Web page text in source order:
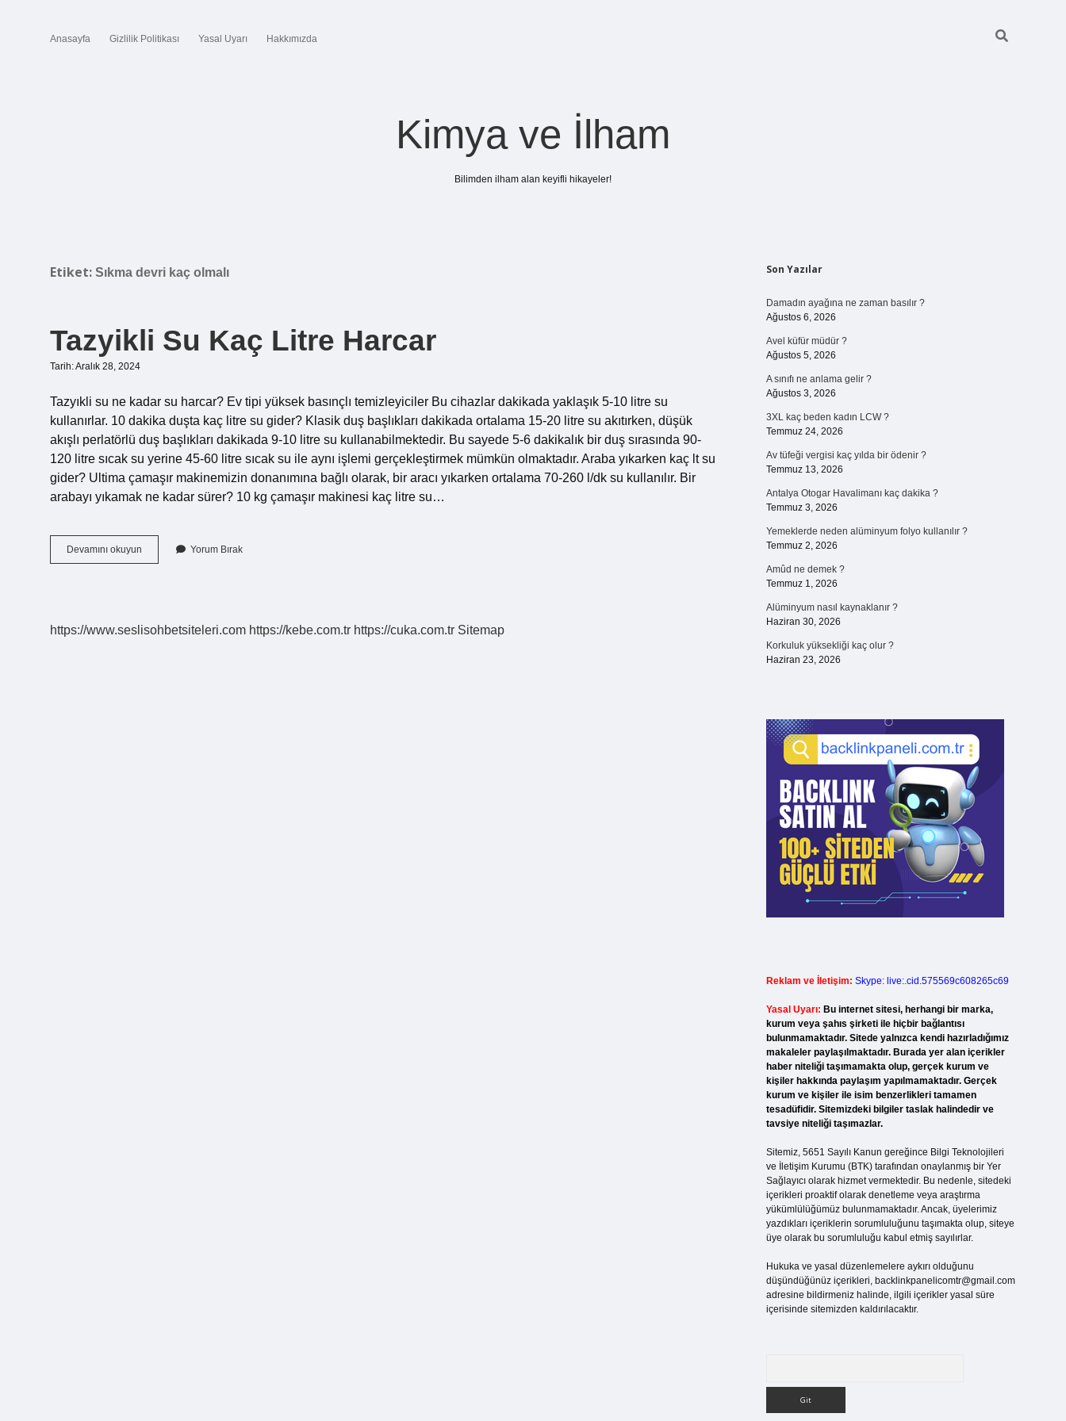
Anasayfa Gizlilik Politikası Yasal Uyarı Hakkımızda
Kimya ve İlham
Bilimden ilham alan keyifli hikayeler!
Etiket: Sıkma devri kaç olmalı
Tazyikli Su Kaç Litre Harcar
Tarih: Aralık 28, 2024
Tazyıkli su ne kadar su harcar? Ev tipi yüksek basınçlı temizleyiciler Bu cihazlar dakikada yaklaşık 5-10 litre su
kullanırlar. 10 dakika duşta kaç litre su gider? Klasik duş başlıkları dakikada ortalama 15-20 litre su akıtırken, düşük
akışlı perlatörlü duş başlıkları dakikada 9-10 litre su kullanabilmektedir. Bu sayede 5-6 dakikalık bir duş sırasında 90-
120 litre sıcak su yerine 45-60 litre sıcak su ile aynı işlemi gerçekleştirmek mümkün olmaktadır. Araba yıkarken kaç lt su
gider? Ultima çamaşır makinemizin donanımına bağlı olarak, bir aracı yıkarken ortalama 70-260 l/dk su kullanılır. Bir
arabayı yıkamak ne kadar sürer? 10 kg çamaşır makinesi kaç litre su…
Devamını okuyun
Su
Yorum Bırak
https://www.seslisohbetsiteleri.com https://kebe.com.tr https://cuka.com.tr Sitemap
Sidebar
Son Yazılar
Damadın ayağına ne zaman basılır ?
Ağustos 6, 2026
Avel küfür müdür ?
Ağustos 5, 2026
A sınıfı ne anlama gelir ?
Ağustos 3, 2026
3XL kaç beden kadın LCW ?
Temmuz 24, 2026
Av tüfeği vergisi kaç yılda bir ödenir ?
Temmuz 13, 2026
Antalya Otogar Havalimanı kaç dakika ?
Temmuz 3, 2026
Yemeklerde neden alüminyum folyo kullanılır ?
Temmuz 2, 2026
Amûd ne demek ?
Temmuz 1, 2026
Alüminyum nasıl kaynaklanır ?
Haziran 30, 2026
Korkuluk yüksekliği kaç olur ?
Haziran 23, 2026
Reklam ve İletişim: Skype: live:.cid.575569c608265c69
Yasal Uyarı: Bu internet sitesi, herhangi bir marka,
kurum veya şahıs şirketi ile hiçbir bağlantısı
bulunmamaktadır. Sitede yalnızca kendi hazırladığımız
makaleler paylaşılmaktadır. Burada yer alan içerikler
haber niteliği taşımamakta olup, gerçek kurum ve
kişiler hakkında paylaşım yapılmamaktadır. Gerçek
kurum ve kişiler ile isim benzerlikleri tamamen
tesadüfidir. Sitemizdeki bilgiler taslak halindedir ve
tavsiye niteliği taşımazlar.
Sitemiz, 5651 Sayılı Kanun gereğince Bilgi Teknolojileri
ve İletişim Kurumu (BTK) tarafından onaylanmış bir Yer
Sağlayıcı olarak hizmet vermektedir. Bu nedenle, sitedeki
içerikleri proaktif olarak denetleme veya araştırma
yükümlülüğümüz bulunmamaktadır. Ancak, üyelerimiz
yazdıkları içeriklerin sorumluluğunu taşımakta olup, siteye
üye olarak bu sorumluluğu kabul etmiş sayılırlar.
Hukuka ve yasal düzenlemelere aykırı olduğunu
düşündüğünüz içerikleri, backlinkpanelicomtr@gmail.com
adresine bildirmeniz halinde, ilgili içerikler yasal süre
içerisinde sitemizden kaldırılacaktır.